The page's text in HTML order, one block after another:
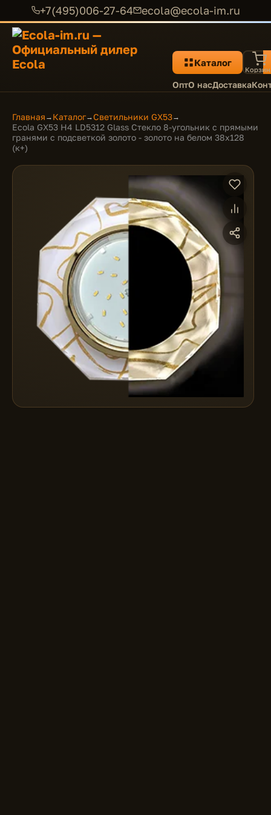
+7(495)006-27-64 ecola@ecola-im.ru
Каталог
ОптО насДоставка
Главная → Каталог→Светильники GX53→
Ecola GX53 H4 LD5312 Glass Стекло 8-угольник с прямыми
гранями с подсветкой золото - золото на белом 38x128
(к+)